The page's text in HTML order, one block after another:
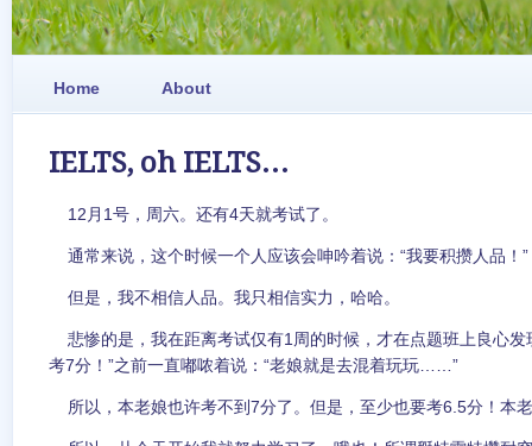
Home About
IELTS, oh IELTS…
12月1号，周六。还有4天就考试了。
通常来说，这个时候一个人应该会呻吟着说：“我要积攒人品！”
但是，我不相信人品。我只相信实力，哈哈。
悲惨的是，我在距离考试仅有1周的时候，才在点题班上良心发
考7分！”之前一直嘟哝着说：“老娘就是去混着玩玩……”
所以，本老娘也许考不到7分了。但是，至少也要考6.5分！本